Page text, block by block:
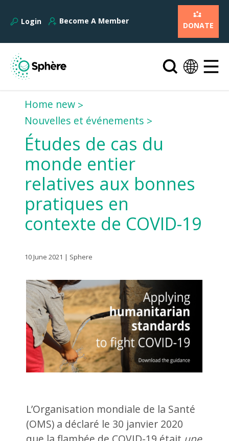
Login Become A Member DONATE
Home new
Nouvelles et événements
Études de cas du
monde entier
relatives aux bonnes
pratiques en
contexte de COVID-19
10 June 2021 | Sphere
L’Organisation mondiale de la Santé
(OMS) a déclaré le 30 janvier 2020